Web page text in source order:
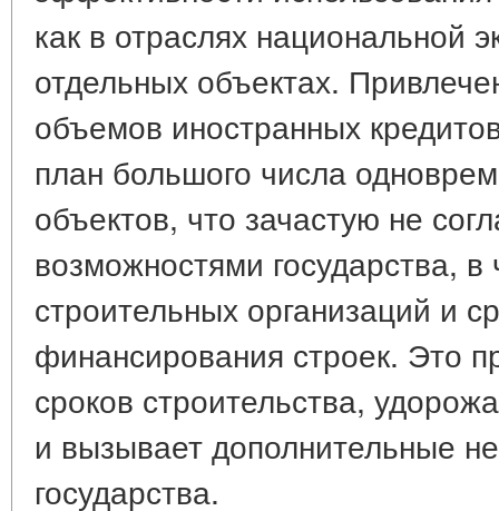
как в отраслях национальной
отдельных объектах.
объемов иностранных
план большого числа
объектов, что зачастую не
возможностями государства,
строительных организаций и
финансирования строек. Это
сроков строительства,
и вызывает дополнительные
государства.